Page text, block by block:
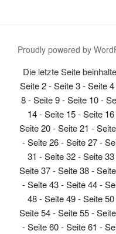
Proudly powered by
Die letzte Seite
Seite 2-Seite 3-Seite 4
8-Seite 9-Seite 10-
14-Seite 15-Seite 16
Seite 20-Seite 21 -
-Seite 26-Seite 27-
31 -Seite 32-Seite 33
Seite 37-Seite 38-
-Seite 43-Seite 44-
48-Seite 49-Seite 50
Seite 54-Seite 55-
-Seite 60-Seite 61 -